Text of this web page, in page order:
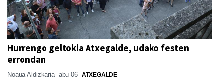
Hurrengo geltokia Atxegalde, udako festen
errondan
Noaua Aldizkaria abu 06 ATXEGALDE